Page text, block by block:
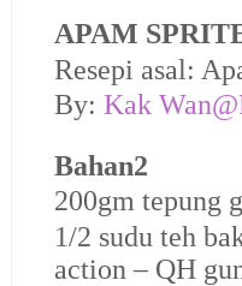
APAM
Resepi asal:
By: Kak
Bahan2
200gm tepung
1/2 sudu teh
action – QH